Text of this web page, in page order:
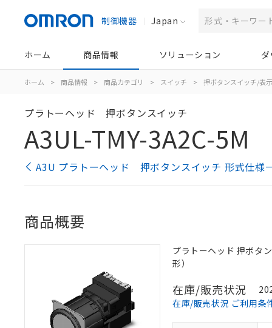
制御機器 Japan
ホーム 商品情報 ソリューション
ホーム > 商品情報 > 商品カテゴリ > スイッチ > 押ボタンスイッチ/表
プラトーヘッド 押ボタンスイッチ
A3UL-TMY-3A2C-5M
A3U プラトーヘッド 押ボタンスイッチ 形式仕様
商品概要
プラトーヘッド 押ボタ
形）
在庫/販売状況
在庫/販売状況 ご利用条